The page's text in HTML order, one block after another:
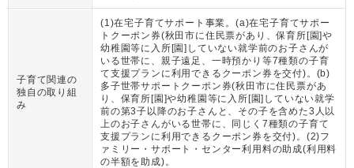
子育て関連の
独自の取り組
み
(1)在宅子育てサポート事業。(a)在宅子育てサポー
トクーポン券(秋田市に住民票があり、保育所[園]や
幼稚園等に入所[園]していない就学前のお子さんが
いる世帯に、親子遠足、一時預かり等7種類の子育
て支援プランに利用できるクーポン券を交付)。(b)
多子世帯サポートクーポン券(秋田市に住民票があ
り、保育所[園]や幼稚園等に入所[園]していない就学
前の第3子以降のお子さんと、その子を含めた3人以
上のお子さんがいる世帯に、同じく7種類の子育て
支援プランに利用できるクーポン券を交付)。(2)フ
ァミリー・サポート・センター利用料の助成(利用料
の半額を助成)。